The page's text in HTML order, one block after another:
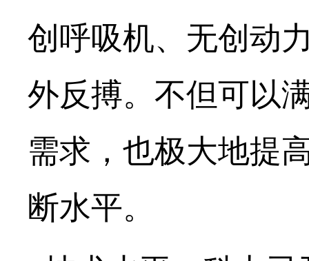
创呼吸机、无创动
外反搏。不但可以
需求，也极大地提
断水平。